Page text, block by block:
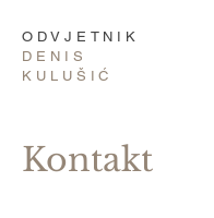
ODVJETNIK
DENIS
KULUŠIĆ
Kontakt